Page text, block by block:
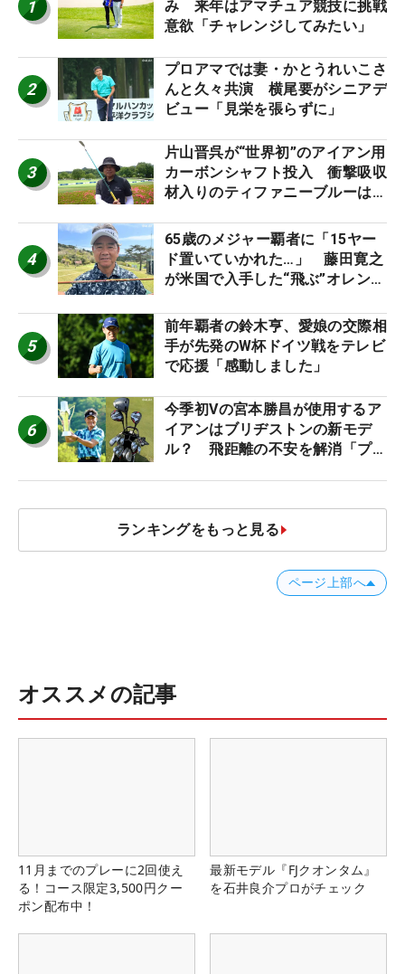
1
み 来年はアマチュア競技に挑戦
意欲「チャレンジしてみたい」
2
プロアマでは妻・かとうれいこさ
んと久々共演 横尾要がシニアデ
ビュー「見栄を張らずに」
3
片山晋呉が“世界初”のアイアン用
カーボンシャフト投入 衝撃吸収
材入りのティファニーブルーは
4
65歳のメジャー覇者に「15ヤー
ド置いていかれた…」 藤田寛之
が米国で入手した“飛ぶ”オレンジ
5
前年覇者の鈴木亨、愛娘の交際相
手が先発のW杯ドイツ戦をテレビ
で応援「感動しました」
6
今季初Vの宮本勝昌が使用するア
イアンはブリヂストンの新モデ
ル？ 飛距離の不安を解消「プラ
ランキングをもっと見る
ページ上部へ
オススメの記事
11月までのプレーに2回使え
る！コース限定3,500円クー
ポン配布中！
最新モデル『FJクオンタム』
を石井良介プロがチェック